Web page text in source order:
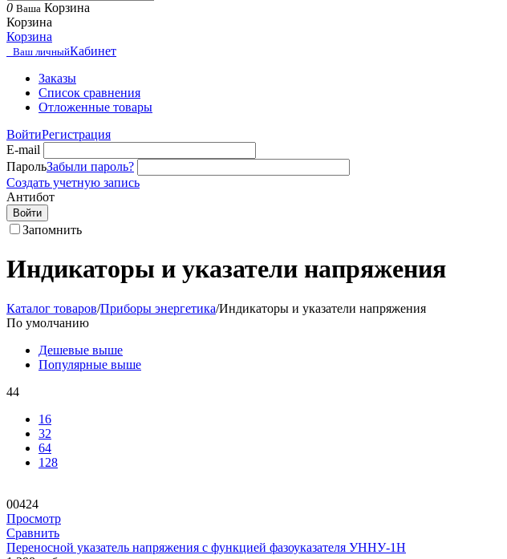
0 Ваша Корзина
Корзина
Корзина
Ваш личныйКабинет
Заказы
Список сравнения
Отложенные товары
ВойтиРегистрация
E-mail
ПарольЗабыли пароль?
Создать учетную запись
Антибот
Войти
Запомнить
Индикаторы и указатели напряжения
Каталог товаров/Приборы энергетика/Индикаторы и указатели напряжения
По умолчанию
Дешевые выше
Популярные выше
44
16
32
64
128
00424
Просмотр
Сравнить
Переносной указатель напряжения с функцией фазоуказателя УННУ-1Н